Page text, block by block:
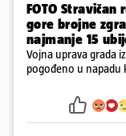
FOTO
gore brojne
najmanje 15
Vojna uprava grada
pogođeno u napadu
snazi ​​više od jedan